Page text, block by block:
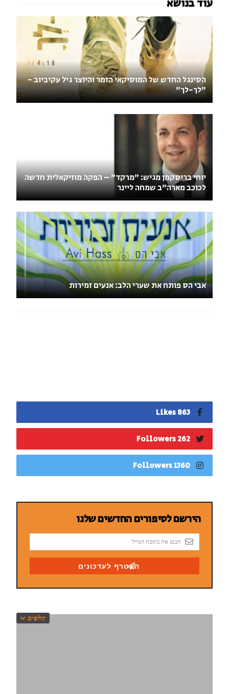
הסינגל החדש של המוסיקאי הזמר והיוצר גיל עקיביוב -
"לך-לך"
יוחי בריסקמן מגיש: "מרקד" – הפקה מוזיקאלית חדשה
לכוכב מארה"ב שמחה ליינר
אבי הס פותח את שערי הלב: אנעים זמירות
863 Likes
262 Followers
1360 Followers
קליפים